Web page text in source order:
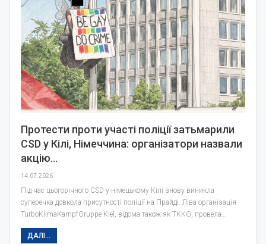
Протести проти участі поліції затьмарили
CSD у Кілі, Німеччина: організатори назвали
акцію…
14.07.2026
Під час цьогорічного CSD у німецькому Кілі знову виникла
суперечка довкола присутності поліції на Прайді. Ліва організація
TurboKlimaKampfGruppe Kiel, відома також як TKKG, провела…
ДАЛІ...